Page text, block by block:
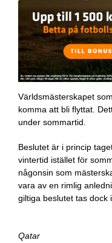
Världsmästerskapet
komma att bli flyttat.
under sommartid.
Beslutet är i princip
vintertid istället för
någonsin som
vara av en rimlig
giltiga beslutet tas dock
Qatar